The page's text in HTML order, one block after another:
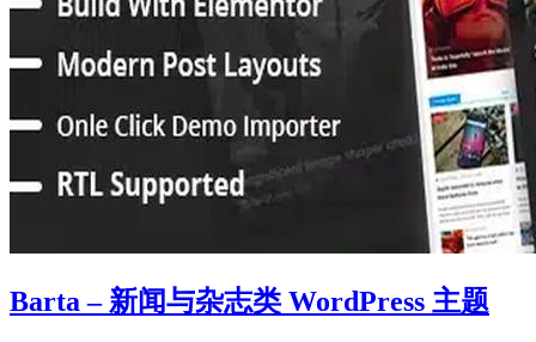
Barta – 新闻与杂志类 WordPress 主题